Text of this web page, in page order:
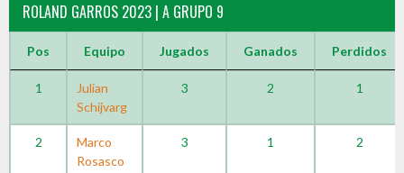
ROLAND GARROS 2023 | A GRUPO 9
Pos Equipo Jugados Ganados Perdidos
1
Julian
Schijvarg
3 2 1
2
Marco
Rosasco
3 1 2